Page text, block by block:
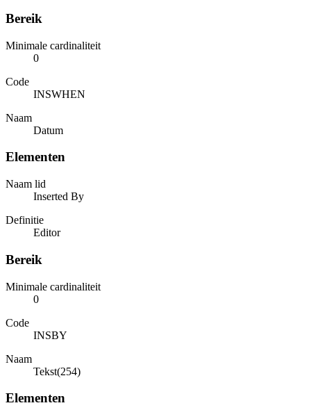
Bereik
Minimale cardinaliteit
0
Code
INSWHEN
Naam
Datum
Elementen
Naam lid
Inserted By
Definitie
Editor
Bereik
Minimale cardinaliteit
0
Code
INSBY
Naam
Tekst(254)
Elementen